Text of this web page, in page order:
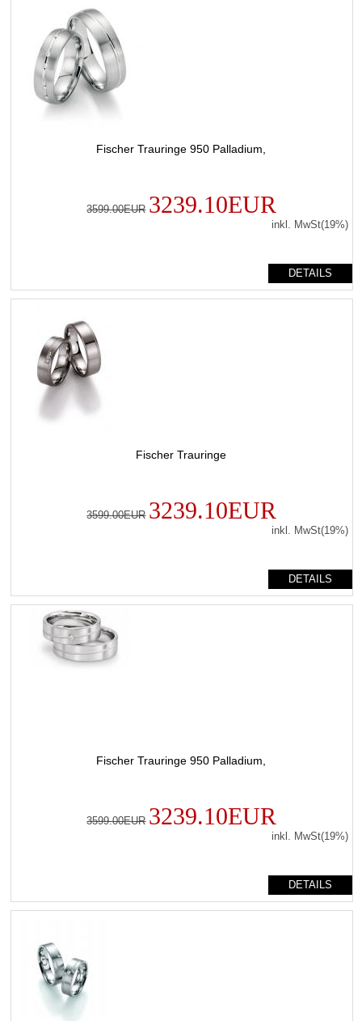
Fischer Trauringe 950 Palladium,
3599.00EUR 3239.10EUR
inkl. MwSt(19%)
DETAILS
Fischer Trauringe
3599.00EUR 3239.10EUR
inkl. MwSt(19%)
DETAILS
Fischer Trauringe 950 Palladium,
3599.00EUR 3239.10EUR
inkl. MwSt(19%)
DETAILS